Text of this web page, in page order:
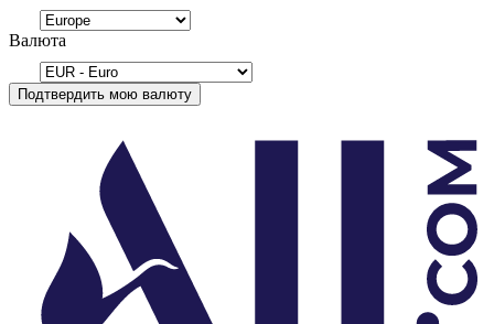
Валюта
Подтвердить мою валюту